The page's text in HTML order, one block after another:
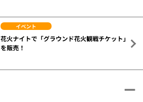
イベント
花火ナイトで「グラウンド花火観戦チケット」
を販売！